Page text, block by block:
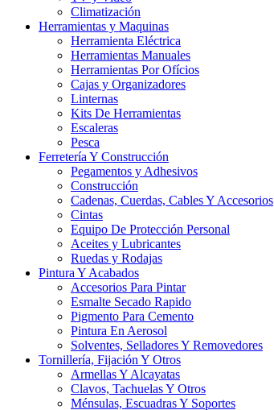
Climatización
Herramientas y Maquinas
Herramienta Eléctrica
Herramientas Manuales
Herramientas Por Ofícios
Cajas y Organizadores
Linternas
Kits De Herramientas
Escaleras
Pesca
Ferretería Y Construcción
Pegamentos y Adhesivos
Construcción
Cadenas, Cuerdas, Cables Y Accesorios
Cintas
Equipo De Protección Personal
Aceites y Lubricantes
Ruedas y Rodajas
Pintura Y Acabados
Accesorios Para Pintar
Esmalte Secado Rapido
Pigmento Para Cemento
Pintura En Aerosol
Solventes, Selladores Y Removedores
Tornillería, Fijación Y Otros
Armellas Y Alcayatas
Clavos, Tachuelas Y Otros
Ménsulas, Escuadras Y Soportes